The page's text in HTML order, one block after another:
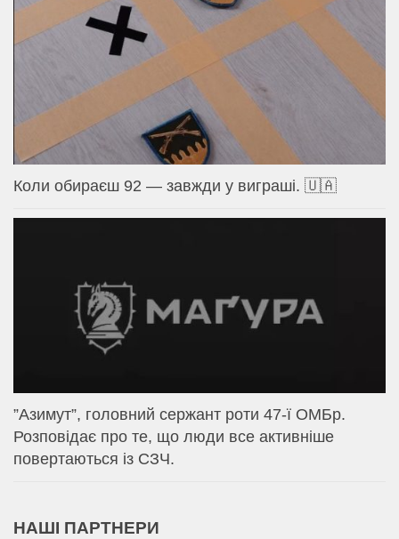
Коли обираєш 92 — завжди у виграші. 🇺🇦
⁨”Азимут”, головний сержант роти 47-ї ОМБр.
Розповідає про те, що люди все активніше
повертаються із СЗЧ.
НАШІ ПАРТНЕРИ